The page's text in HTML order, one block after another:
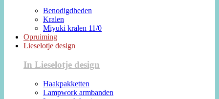
Benodigdheden
Kralen
Miyuki kralen 11/0
Opruiming
Lieselotje design
In Lieselotje design
Haakpakketten
Lampwork armbanden